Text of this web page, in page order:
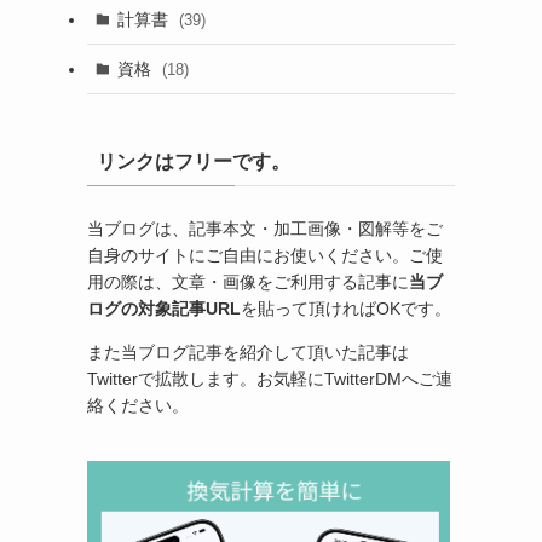
計算書 (39)
資格 (18)
リンクはフリーです。
当ブログは、記事本文・加工画像・図解等をご
自身のサイトにご自由にお使いください。ご使
用の際は、文章・画像をご利用する記事に当ブ
ログの対象記事URLを貼って頂ければOKです。
また当ブログ記事を紹介して頂いた記事は
Twitterで拡散します。お気軽にTwitterDMへご連
絡ください。